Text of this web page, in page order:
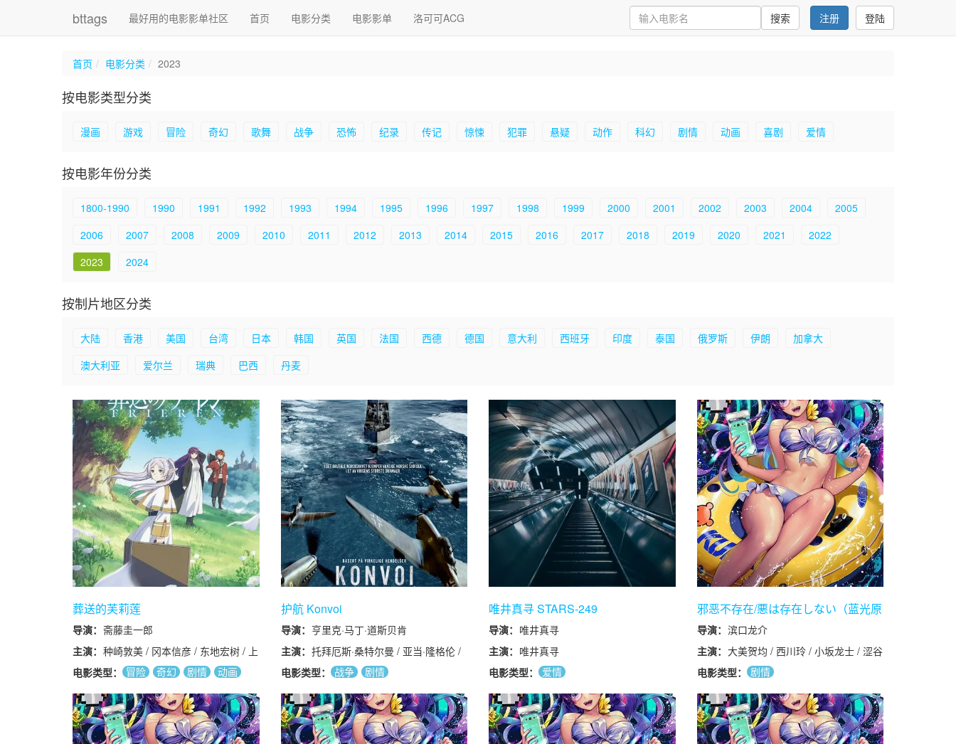
bttags 最好用的电影影单社区 首页 电影分类 电影影单 洛可可ACG 搜索 注册 登陆
首页 电影分类 2023
按电影类型分类
漫画 游戏 冒险 奇幻 歌舞 战争 恐怖 纪录 传记 惊悚 犯罪 悬疑 动作 科幻 剧情 动画 喜剧 爱情
按电影年份分类
1800-1990 1990 1991 1992 1993 1994 1995 1996 1997 1998 1999 2000 2001 2002 2003 2004
2005
2006
2007 2008 2009 2010 2011 2012 2013 2014 2015 2016 2017 2018 2019 2020 2021
2022
2023
2024
按制片地区分类
大陆 香港 美国 台湾 日本 韩国 英国 法国 西德 德国 意大利 西班牙 印度 泰国 俄罗斯 伊朗
加拿大
澳大利亚
爱尔兰 瑞典 巴西 丹麦
葬送的芙莉莲
导演： 斋藤圭一郎
主演： 种崎敦美 / 冈本信彦 / 东地宏树 / 上
田燿司
电影类型： 冒险 奇幻 剧情 动画
护航 Konvoi
导演： 亨里克·马丁·道斯贝肯
主演： 托拜厄斯·桑特尔曼 / 亚当·隆格伦 /
安德斯·巴斯莫·克里斯蒂安森 / 弗雷
德里克·斯坦伯格·迪特勒夫-西蒙森 /
Jakob Fort / Preben Hodneland /
Heidi Ruud Ellingsen / 乔恩·雷恩斯
/ Kristian Repshus / Olav Waastad
/ Tord Kinge
电影类型： 战争 剧情
唯井真寻 STARS-249
导演： 唯井真寻
主演： 唯井真寻
电影类型：
爱情
邪恶不存在/悪は存在しない（蓝光原
盘）
导演： 滨口龙介
主演： 大美贺均 / 西川玲 / 小坂龙士 / 涩谷
采郁 / 菊池叶月 / 长尾卓磨 / 宮田佳
典 / 田村泰二郎
电影类型： 剧情